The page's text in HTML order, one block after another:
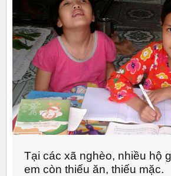
Tại các xã nghèo, nhiều hộ
em còn thiếu ăn, thiếu mặc.